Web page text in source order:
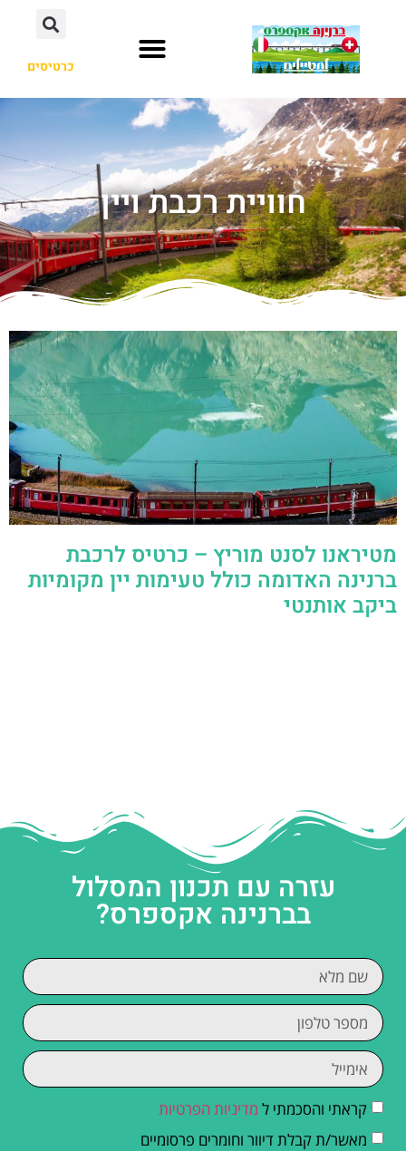
כרטיסים
חוויית רכבת ויין
מטיראנו לסנט מוריץ – כרטיס לרכבת
ברנינה האדומה כולל טעימות יין מקומיות
ביקב אותנטי
עזרה עם תכנון המסלול
בברנינה אקספרס?
קראתי והסכמתי ל מדיניות הפרטיות
מאשר/ת קבלת דיוור וחומרים פרסומיים